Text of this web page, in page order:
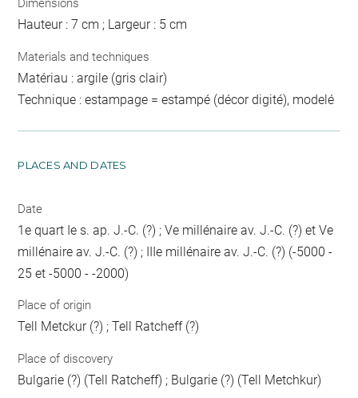
Dimensions
Hauteur : 7 cm ; Largeur : 5 cm
Materials and techniques
Matériau : argile (gris clair)
Technique : estampage = estampé (décor digité), modelé
PLACES AND DATES
Date
1e quart Ie s. ap. J.-C. (?) ; Ve millénaire av. J.-C. (?) et Ve
millénaire av. J.-C. (?) ; IIIe millénaire av. J.-C. (?) (-5000 -
25 et -5000 - -2000)
Place of origin
Tell Metckur (?) ; Tell Ratcheff (?)
Place of discovery
Bulgarie (?) (Tell Ratcheff) ; Bulgarie (?) (Tell Metchkur)